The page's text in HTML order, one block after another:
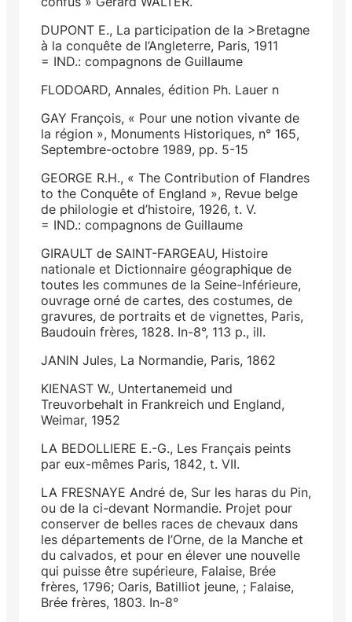
DUPONT E., La participation de la >Bretagne
à la conquête de l’Angleterre, Paris, 1911
= IND.: compagnons de Guillaume
FLODOARD, Annales, édition Ph. Lauer n
GAY François, « Pour une notion vivante de
la région », Monuments Historiques, n° 165,
Septembre-octobre 1989, pp. 5-15
GEORGE R.H., « The Contribution of Flandres
to the Conquête of England », Revue belge
de philologie et d’histoire, 1926, t. V.
= IND.: compagnons de Guillaume
GIRAULT de SAINT-FARGEAU, Histoire
nationale et Dictionnaire géographique de
toutes les communes de la Seine-Inférieure,
ouvrage orné de cartes, des costumes, de
gravures, de portraits et de vignettes, Paris,
Baudouin frères, 1828. In-8°, 113 p., ill.
JANIN Jules, La Normandie, Paris, 1862
KIENAST W., Untertanemeid und
Treuvorbehalt in Frankreich und England,
Weimar, 1952
LA BEDOLLIERE E.-G., Les Français peints
par eux-mêmes Paris, 1842, t. VII.
LA FRESNAYE André de, Sur les haras du Pin,
ou de la ci-devant Normandie. Projet pour
conserver de belles races de chevaux dans
les départements de l’Orne, de la Manche et
du calvados, et pour en élever une nouvelle
qui puisse être supérieure, Falaise, Brée
frères, 1796; Oaris, Batilliot jeune, ; Falaise,
Brée frères, 1803. In-8°